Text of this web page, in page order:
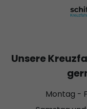
Unsere
Montag -